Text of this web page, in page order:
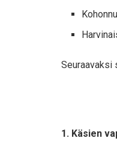
Seuraavaksi
1. Käsien